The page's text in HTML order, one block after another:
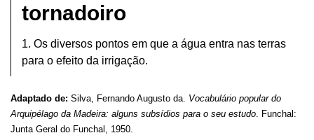
tornadoiro
1. Os diversos pontos em que a água entra nas terras
para o efeito da irrigação.
Adaptado de: Silva, Fernando Augusto da. Vocabulário popular do
Arquipélago da Madeira: alguns subsídios para o seu estudo. Funchal:
Junta Geral do Funchal, 1950.